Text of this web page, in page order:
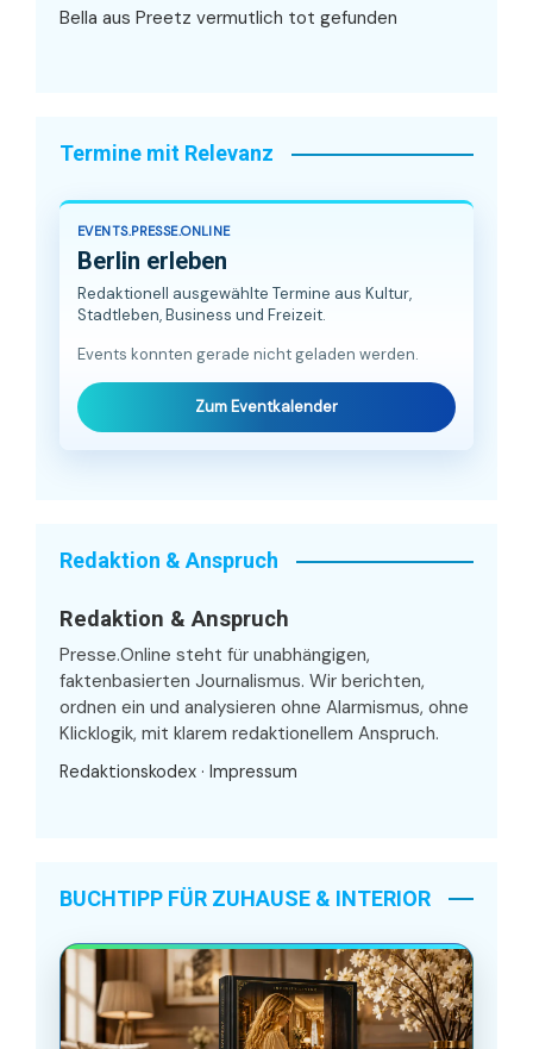
Bella aus Preetz vermutlich tot gefunden
Termine mit Relevanz
EVENTS.PRESSE.ONLINE
Berlin erleben
Redaktionell ausgewählte Termine aus Kultur,
Stadtleben, Business und Freizeit.
Events konnten gerade nicht geladen werden.
Zum Eventkalender
Redaktion & Anspruch
Redaktion & Anspruch
Presse.Online steht für unabhängigen,
faktenbasierten Journalismus. Wir berichten,
ordnen ein und analysieren ohne Alarmismus, ohne
Klicklogik, mit klarem redaktionellem Anspruch.
Redaktionskodex · Impressum
BUCHTIPP FÜR ZUHAUSE & INTERIOR